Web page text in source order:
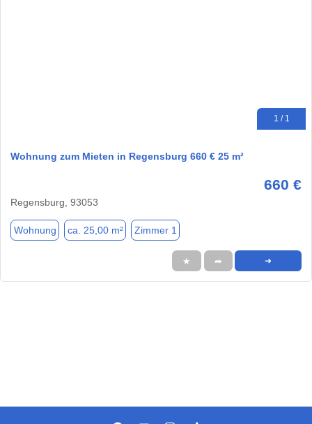
1 / 1
Wohnung zum Mieten in Regensburg 660 € 25 m²
660 €
Regensburg, 93053
Wohnung ca. 25,00 m² Zimmer 1
★ ➦ ➜